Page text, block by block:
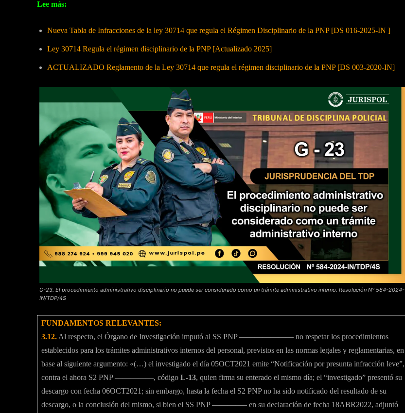
Lee más:
Nueva Tabla de Infracciones de la ley 30714 que regula el Régimen Disciplinario de la PNP [DS 016-2025-IN ]
Ley 30714 Regula el régimen disciplinario de la PNP [Actualizado 2025]
ACTUALIZADO Reglamento de la Ley 30714 que regula el régimen disciplinario de la PNP [DS 003-2020-IN]
G-23. El procedimiento administrativo disciplinario no puede ser considerado como un trámite administrativo interno. Resolución N° 584-2024-
IN/TDP/4S
FUNDAMENTOS RELEVANTES:
3.12. Al respecto, el Órgano de Investigación imputó al SS PNP ——————— no respetar los procedimientos
establecidos para los trámites administrativos internos del personal, previstos en las normas legales y reglamentarias, en
base al siguiente argumento: «(…) el investigado el día 05OCT2021 emite “Notificación por presunta infracción leve”,
contra el ahora S2 PNP —————, código L-13, quien firma su enterado el mismo día; el “investigado” presentó su
descargo con fecha 06OCT2021; sin embargo, hasta la fecha el S2 PNP no ha sido notificado del resultado de su
descargo, o la conclusión del mismo, si bien el SS PNP ————– en su declaración de fecha 18ABR2022, adjuntó